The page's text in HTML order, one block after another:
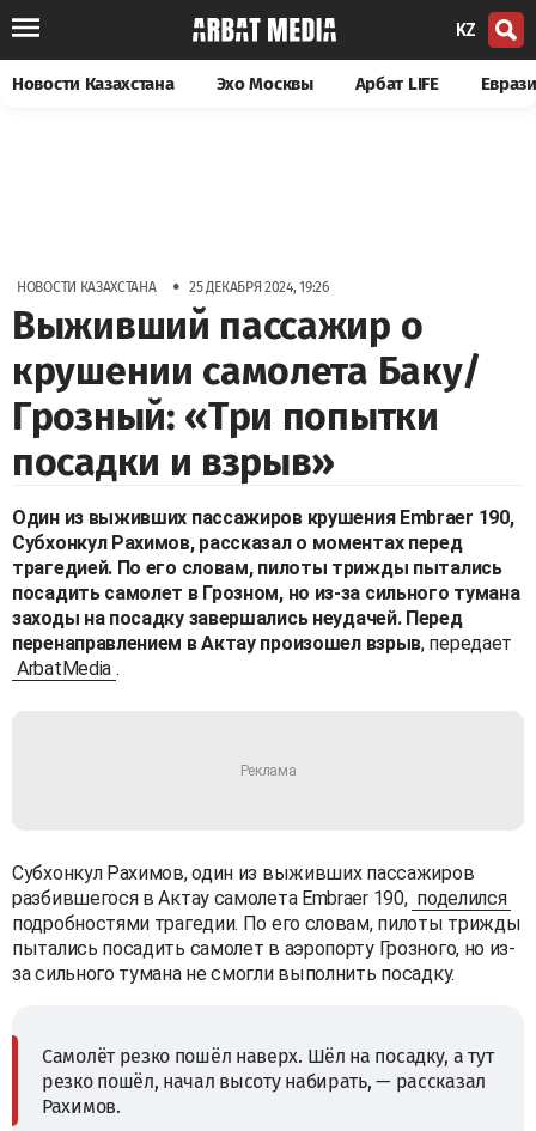
KZ
Новости Казахстана Эхо Москвы Арбат LIFE
НОВОСТИ КАЗАХСТАНА • 25 ДЕКАБРЯ 2024, 19:26
Выживший пассажир о
крушении самолета Баку/
Грозный: «Три попытки
посадки и взрыв»
Один из выживших пассажиров крушения Embraer 190,
Субхонкул Рахимов, рассказал о моментах перед
трагедией. По его словам, пилоты трижды пытались
посадить самолет в Грозном, но из-за сильного тумана
заходы на посадку завершались неудачей. Перед
перенаправлением в Актау произошел взрыв, передает
ArbatMedia .
Субхонкул Рахимов, один из выживших пассажиров
разбившегося в Актау самолета Embraer 190, поделился
подробностями трагедии. По его словам, пилоты трижды
пытались посадить самолет в аэропорту Грозного, но из-
за сильного тумана не смогли выполнить посадку.
Самолёт резко пошёл наверх. Шёл на посадку, а тут
резко пошёл, начал высоту набирать, — рассказал
Рахимов.